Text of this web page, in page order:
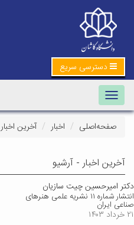
دسترسی سریع
Toggle navigation
صفحه‌اصلی اخبار آخرین اخبار
آخرین اخبار - آرشیو
دکتر امیرحسین چیت سازیان
انتشار شماره ۱۱ نشریه علمی هنرهای
صناعی ایران
۲۱ خرداد ۱۴۰۳